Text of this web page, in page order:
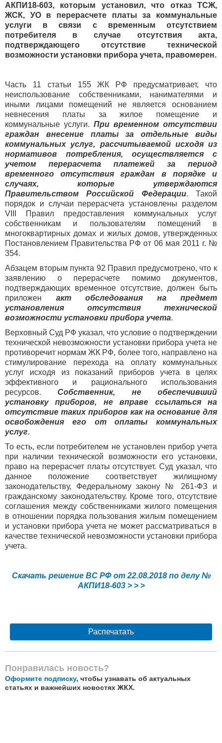
АКПИ18-603, которым установил, что отказ ТСЖ,
ЖСК, УО в перерасчете платы за коммунальные
услуги в связи с временным отсутствием
потребителя в случае отсутствия акта,
подтверждающего отсутствие технической
возможности установки прибора учета, правомерен.
Часть 11 статьи 155 ЖК РФ предусматривает, что
неиспользование собственниками, нанимателями и
иными лицами помещений не является основанием
невнесения платы за жилое помещение и
коммунальные услуги. При временном отсутствии
граждан внесение платы за отдельные виды
коммунальных услуг, рассчитываемой исходя из
нормативов потребления, осуществляется с
учетом перерасчета платежей за период
временного отсутствия граждан в порядке и
случаях, которые утверждаются
Правительством Российской Федерации. Такой
порядок и случаи перерасчета установлены разделом
VIII Правил предоставления коммунальных услуг
собственникам и пользователям помещений в
многоквартирных домах и жилых домов, утвержденных
Постановлением Правительства РФ от 06 мая 2011 г. №
354.
Абзацем вторым пункта 92 Правил предусмотрено, что к
заявлению о перерасчете помимо документов,
подтверждающих временное отсутствие, должен быть
приложен акт обследования на предмет
установления отсутствия технической
возможности установки прибора учета.
Верховный Суд РФ указал, что условие о подтверждении
технической невозможности установки прибора учета не
противоречит нормам ЖК РФ, более того, направлено на
стимулирование перехода на оплату коммунальных
услуг исходя из показаний приборов учета в целях
эффективного и рационального использования
ресурсов.Собственник, не обеспечивший
установку приборов, не вправе ссылаться на
отсутствие таких приборов как на основание для
освобождения его от оплаты коммунальных
услуг.
То есть, если потребителем не установлен прибор учета
при наличии технической возможности его установки,
право на перерасчет платы отсутствует. Суд указал, что
данное положение соответствует жилищному
законодательству, Федеральному закону № 261-ФЗ и
гражданскому законодательству. Кроме того, отсутствие
соглашения между собственниками жилого помещения
в отношении порядка пользования жилым помещением
и установки прибора учета не может рассматриваться в
качестве технической невозможности установки прибора
учета.
Скачать решение ВС РФ от 22.08.2018 по делу №
АКПИ18-603 > > >
Распечатать
Понравилась новость?
Оформите подписку, чтобы узнавать об актуальных
статьях и важнейших новостях ЖКХ.